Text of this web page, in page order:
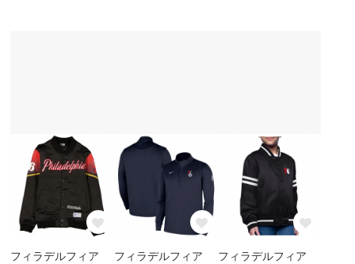
フィラデルフィア
フィラデルフィア
フィラデルフィア